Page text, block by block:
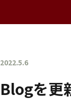
2022.5.6
Blogを更